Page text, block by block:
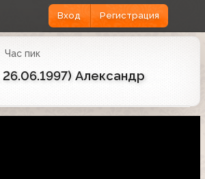
Вход Регистрация
Час пик
Александр